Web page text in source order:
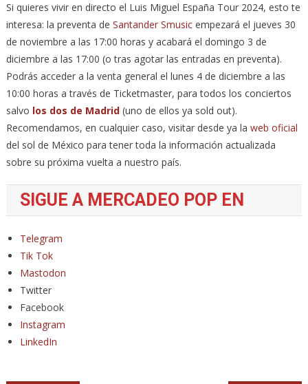
Si quieres vivir en directo el Luis Miguel España Tour 2024, esto te
interesa: la preventa de Santander Smusicempezará el jueves 30
de noviembre a las 17:00 horas y acabará el domingo 3 de
diciembre a las 17:00 (o tras agotar las entradas en preventa).
Podrás acceder a la venta general el lunes 4 de diciembre a las
10:00 horas a través de Ticketmaster, para todos los conciertos
salvo los dos de Madrid(uno de ellos ya sold out).
Recomendamos, en cualquier caso, visitar desde ya la web oficial
del sol de México para tener toda la información actualizada
sobre su próxima vuelta a nuestro país.
SIGUE A MERCADEO POP EN
Telegram
Tik Tok
Mastodon
Twitter
Facebook
Instagram
LinkedIn